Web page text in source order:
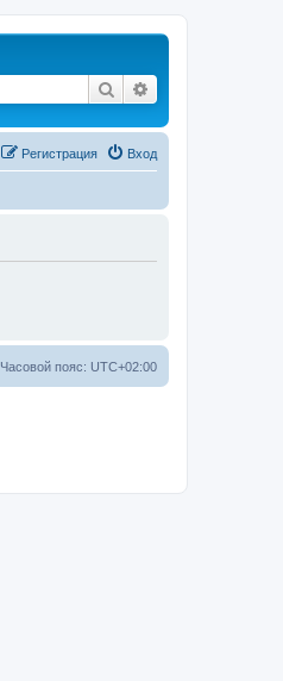
Поиск
Вход
Регистрация
Часовой пояс: UTC+02:00